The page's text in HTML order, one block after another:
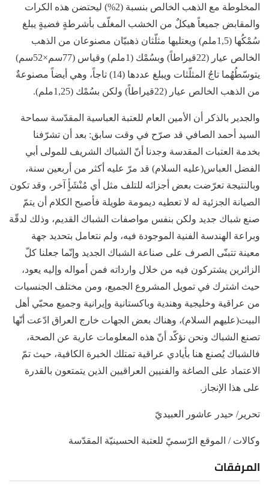
المخلوطة مع الذهب الخالص بنسبة (2%) ليحتضن هذه الكرات
والمقابض جميعاً هيكلٌ من الخشب المغلّف بأشرطةٍ فضيةٍ يبلغ
سُمْكُها (1,5ملم) ويعتليها مثلّثان ذهبيّان مصنوعان من الذهب
الخالص عيار (22قيراطاً) وبسُمْك (1ملم) وقياس (77سم×52سم)
يتوسّطُهُما تاجُ المثلّثات ويبلغ عددها (14) تاجاً، وهي أيضاً مصنوعةٌ
من الذهب الخالص عيار (22قيراطاً) ولكن بسُمْك (1,25ملم).
والجدير بالذكر أن الأمين العام للعتبة العباسية المقدّسة سماحة
السيد أحمد الصافي قد صرّح في وقت سابق: بعد أن تشرّفنا
بخدمة العتبات المقدسة وجدنا أنّ الشباك الشريف للمولى أبي
الفضل العباس(عليه السلام) قد مرّ عليه أكثر من أربعين سنة،
وبالنتيجة تعرّضت بعض أجزائه للتلف مثل أي مُنْشَأٍ آخر، وقد تكون
الصيانة الجزئية له لا تعطيه ديمومة طويلة فأصبح الكلام أن يتمّ
صنع شباك جديد ولكن بنفس مواصفات الشباك القديم، وذلك لدقّة
وبراعة الهندسة الفنية الموجودة فيه، ولم نتعامل بتحديد جهة
معينة تتبنّى الصرف على صناعة الشباك الجديد وإنّما جعلنا كلّ
الزائرين يشتركون فيه من خلال وارداته فمن أمواله وإليه يعود،
حيث اشترك في تمويل المشروع الجميع، ومن مختلف الجنسيات
من عراقية وخليجية وهندية وباكستانية وإيرانية وجميع محبّي أهل
البيت(عليهم السلام)، وهناك بعض الجهات خارج العراق ادّعت أنّها
تصنع الشباك ونحن نؤكّد أنّ هذه المعلومات عارية عن الصحة،
فالشباك يُصنع هنا بأيادي عراقية تمتلك الخبرة الكافية، حيث تمّ
الاعتماد على الصاغة والفنيين العراقيين الذين يتمتعون بالقدرة
على هذا الإنجاز.
تحرير/ حيدر عاشور العبيديّ
وكالات / الموقع الرّسميّ للعتبة الحسينيّة المقدّسة
المرفقات